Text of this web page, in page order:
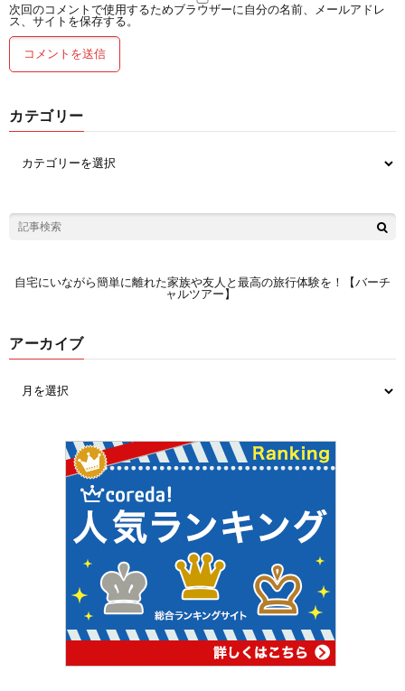
次回のコメントで使用するためブラウザーに自分の名前、メールアドレ
ス、サイトを保存する。
カテゴリー
自宅にいながら簡単に離れた家族や友人と最高の旅行体験を！【バーチ
ャルツアー】
アーカイブ